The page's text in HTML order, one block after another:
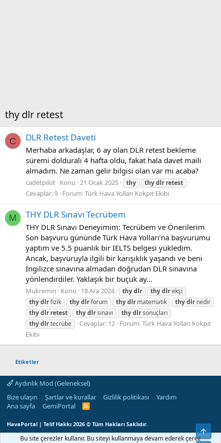
thy dlr retest
C DLR Retest Daveti
Merhaba arkadaşlar, 6 ay olan DLR retest bekleme
süremi dolduralı 4 hafta oldu, fakat hala davet maili
almadım. Ne zaman gelir bilgisi olan var mı acaba?
cadetpilot Konu 21 Ocak 2025 thy thydlr retest
Cevaplar: 9 Forum:Türk Hava Yolları Kokpit Ekibi
M THY DLR Sınavı Tecrübem
THY DLR Sınavı Deneyimim: Tecrübem ve Önerilerim
Son başvuru gününde Türk Hava Yolları’na başvurumu
yaptım ve 5.5 puanlık bir IELTS belgesi yükledim.
Ancak, başvuruyla ilgili bir karışıklık yaşandı ve beni
İngilizce sınavına almadan doğrudan DLR sınavına
yönlendirdiler. Yaklaşık bir buçuk ay...
Mukremin Konu 18 Ara 2024 thydlr thydlrekşi
thydlrfizik thydlrforum thydlrmatematik thydlrnedir
thydlr retest thydlrsınavı thydlrsonuçları
thydlrtecrübe Cevaplar: 12 Forum:Türk Hava Yolları Kokpit
Ekibi
Etiketler
Aydınlık Mod (Geleneksel)
Bize ulaşın
Şartlar ve kurallar Gizlilik politikası
Yardım
Ana sayfa
GemiPortal
R
S
HavaPortal | Telif Hakkı 2026 © Tüm Hakları Saklıdır.
Bu site çerezler kullanır. Bu siteyi kullanmaya devam ederek çerez
Üst